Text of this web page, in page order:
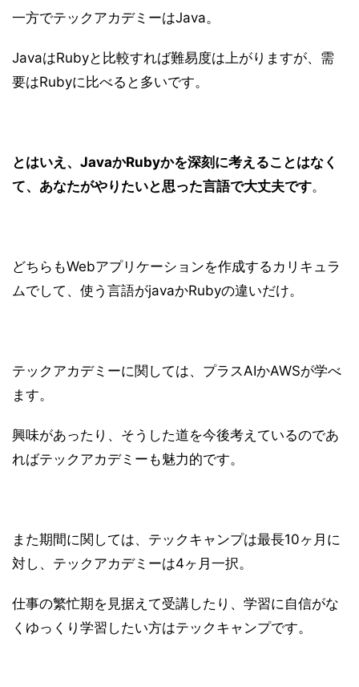
一方でテックアカデミーはJava。
JavaはRubyと比較すれば難易度は上がりますが、需
要はRubyに比べると多いです。
とはいえ、JavaかRubyかを深刻に考えることはなく
て、あなたがやりたいと思った言語で大丈夫です。
どちらもWebアプリケーションを作成するカリキュラ
ムでして、使う言語がjavaかRubyの違いだけ。
テックアカデミーに関しては、プラスAIかAWSが学べ
ます。
興味があったり、そうした道を今後考えているのであ
ればテックアカデミーも魅力的です。
また期間に関しては、テックキャンプは最長10ヶ月に
対し、テックアカデミーは4ヶ月一択。
仕事の繁忙期を見据えて受講したり、学習に自信がな
くゆっくり学習したい方はテックキャンプです。